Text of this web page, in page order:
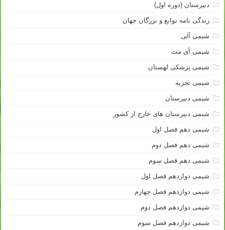
دبیرستان (دوره اول)
زندگی نامه نوابغ و بزرگان جهان
شیمی آلی
شیمی آی مت
شیمی پزشکی لهستان
شیمی تجزیه
شیمی دبیرستان
شیمی دبیرستان های خارج از کشور
شیمی دهم فصل اول
شیمی دهم فصل دوم
شیمی دهم فصل سوم
شیمی دوازدهم فصل اول
شیمی دوازدهم فصل چهارم
شیمی دوازدهم فصل دوم
شیمی دوازدهم فصل سوم